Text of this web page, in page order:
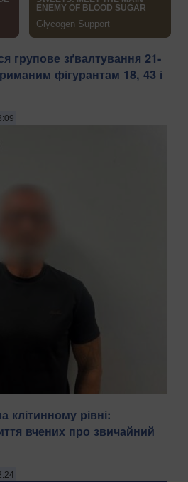
групове зґвалтування 21-
фігурантам 18, 43 і
зґвалтуванні 21-річної
клітинному рівні:
вчених про звичайний